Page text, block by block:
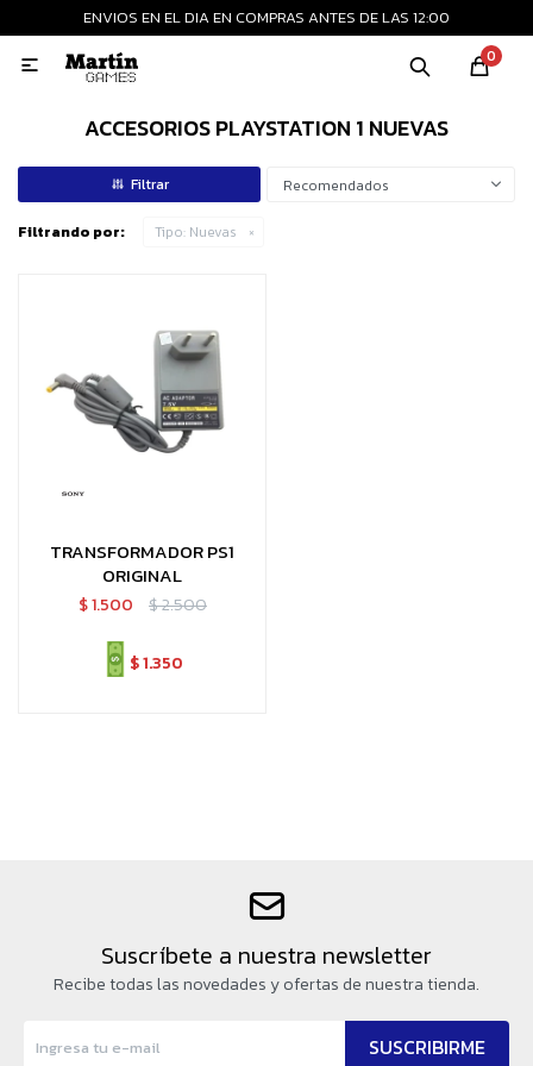
ENVIOS EN EL DIA EN COMPRAS ANTES DE LAS 12:00
0

ACCESORIOS PLAYSTATION 1 NUEVAS
Recomendados
Filtrando por: Tipo: Nuevas
TRANSFORMADOR PS1
ORIGINAL
$1.500 $2.500
$1.350
Suscríbete a nuestra newsletter
Recibe todas las novedades y ofertas de nuestra tienda.
SUSCRIBIRME
MI CUENTA
Consolas nuevas
Accesorios